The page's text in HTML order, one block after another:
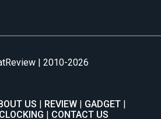
| 2010-2026
US REVIEW
GADGET
CONTACT US